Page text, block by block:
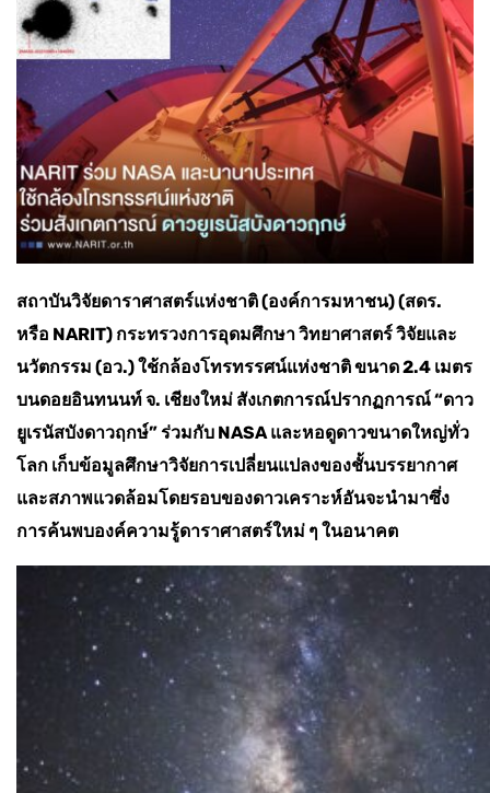
สถาบันวิจัยดาราศาสตร์แห่งชาติ (องค์การมหาชน) (สดร.
หรือ NARIT) กระทรวงการอุดมศึกษา วิทยาศาสตร์ วิจัยและ
นวัตกรรม (อว.) ใช้กล้องโทรทรรศน์แห่งชาติ ขนาด 2.4 เมตร
บนดอยอินทนนท์ จ. เชียงใหม่ สังเกตการณ์ปรากฏการณ์ “ดาว
ยูเรนัสบังดาวฤกษ์” ร่วมกับ NASA และหอดูดาวขนาดใหญ่ทั่ว
โลก เก็บข้อมูลศึกษาวิจัยการเปลี่ยนแปลงของชั้นบรรยากาศ
และสภาพแวดล้อมโดยรอบของดาวเคราะห์อันจะนำมาซึ่ง
การค้นพบองค์ความรู้ดาราศาสตร์ใหม่ ๆ ในอนาคต